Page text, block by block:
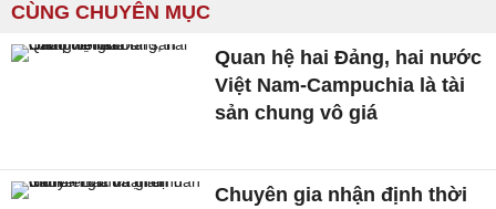
CÙNG CHUYÊN MỤC
Quan hệ hai Đảng, hai nước
Việt Nam-Campuchia là tài
sản chung vô giá ​
Chuyên gia nhận định thời